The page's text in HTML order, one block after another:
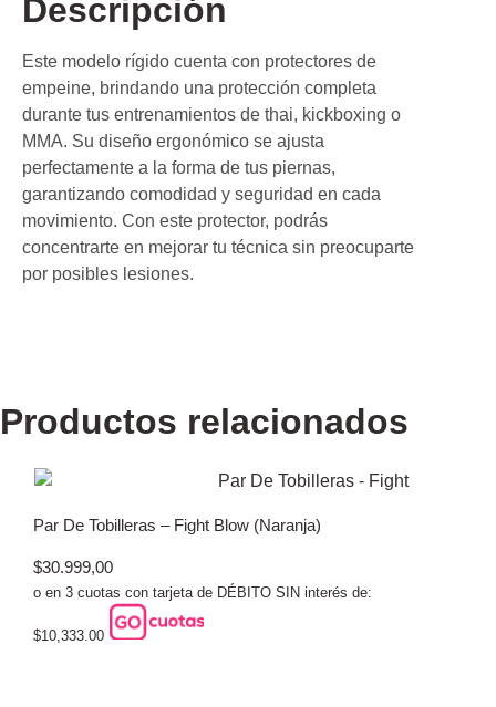
Descripción
Este modelo rígido cuenta con protectores de
empeine, brindando una protección completa
durante tus entrenamientos de thai, kickboxing o
MMA. Su diseño ergonómico se ajusta
perfectamente a la forma de tus piernas,
garantizando comodidad y seguridad en cada
movimiento. Con este protector, podrás
concentrarte en mejorar tu técnica sin preocuparte
por posibles lesiones.
Productos relacionados
Par De Tobilleras – Fight Blow (Naranja)
$30.999,00
o en 3 cuotas con tarjeta de DÉBITO SIN interés de:
$10,333.00